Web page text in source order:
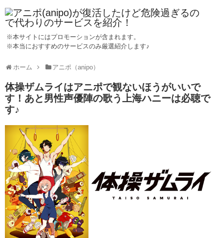
※本サイトにはプロモーションが含まれます。
※本当におすすめのサービスのみ厳選紹介します♪
ホーム アニポ（anipo）
体操ザムライはアニポで観ないほうがいいで
す！あと男性声優陣の歌う上海ハニーは必聴で
す♪